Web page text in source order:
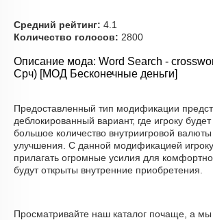
Средний рейтинг: 4.1
Количество голосов: 2800
Описание мода: Word Search -
Срч) [МОД Бесконечные деньги]
Предоставленный тип модификации
деблокированный вариант, где игроку
большое количество внутриигровой
улучшения. С данной модификацией
прилагать огромные усилия для
будут открыты внутренние приобретения.
Просматривайте наш каталог почаще, а